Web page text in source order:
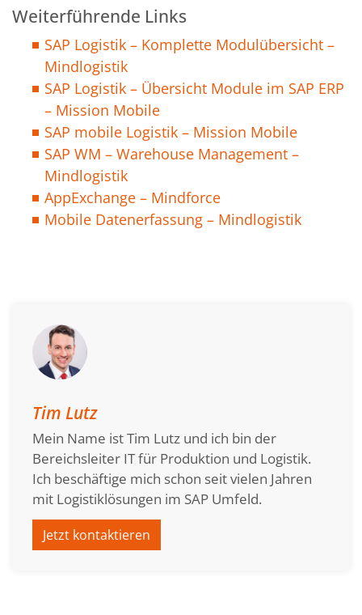
Weiterführende Links
SAP Logistik – Komplette Modulübersicht –
Mindlogistik
SAP Logistik – Übersicht Module im SAP ERP
– Mission Mobile
SAP mobile Logistik – Mission Mobile
SAP WM – Warehouse Management –
Mindlogistik
AppExchange – Mindforce
Mobile Datenerfassung – Mindlogistik
Tim Lutz
Mein Name ist Tim Lutz und ich bin der
Bereichsleiter IT für Produktion und Logistik.
Ich beschäftige mich schon seit vielen Jahren
mit Logistiklösungen im SAP Umfeld.
Jetzt kontaktieren